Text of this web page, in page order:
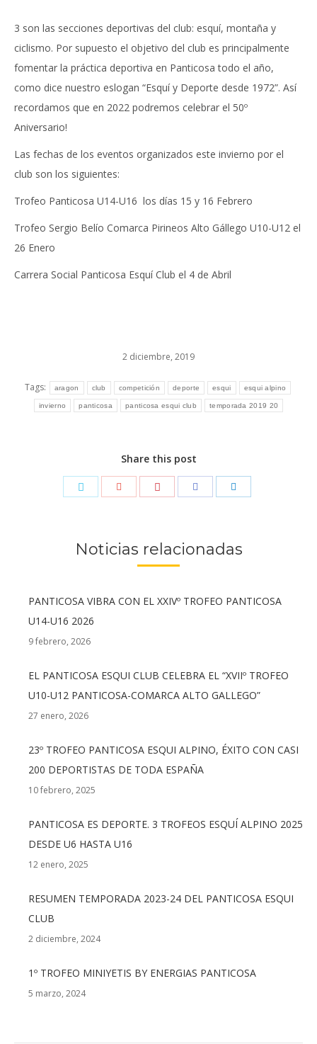
3 son las secciones deportivas del club: esquí, montaña y
ciclismo. Por supuesto el objetivo del club es principalmente
fomentar la práctica deportiva en Panticosa todo el año,
como dice nuestro eslogan “Esquí y Deporte desde 1972”. Así
recordamos que en 2022 podremos celebrar el 50º
Aniversario!
Las fechas de los eventos organizados este invierno por el
club son los siguientes:
Trofeo Panticosa U14-U16 los días 15 y 16 Febrero
Trofeo Sergio Belío Comarca Pirineos Alto Gállego U10-U12 el
26 Enero
Carrera Social Panticosa Esquí Club el 4 de Abril
2 diciembre, 2019
Tags: aragon club competición deporte esqui esqui alpino
invierno panticosa panticosa esqui club temporada 2019 20
Share this post
Noticias relacionadas
PANTICOSA VIBRA CON EL XXIVº TROFEO PANTICOSA
U14-U16 2026
9 febrero, 2026
EL PANTICOSA ESQUI CLUB CELEBRA EL “XVIIº TROFEO
U10-U12 PANTICOSA-COMARCA ALTO GALLEGO”
27 enero, 2026
23º TROFEO PANTICOSA ESQUI ALPINO, ÉXITO CON CASI
200 DEPORTISTAS DE TODA ESPAÑA
10 febrero, 2025
PANTICOSA ES DEPORTE. 3 TROFEOS ESQUÍ ALPINO 2025
DESDE U6 HASTA U16
12 enero, 2025
RESUMEN TEMPORADA 2023-24 DEL PANTICOSA ESQUI
CLUB
2 diciembre, 2024
1º TROFEO MINIYETIS BY ENERGIAS PANTICOSA
5 marzo, 2024